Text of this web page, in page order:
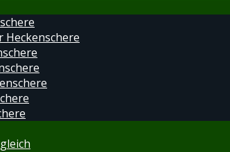
Heckenschere